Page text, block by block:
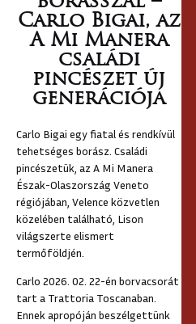
Carlo Bigai, az
A Mi Manera
családi
pincészet új
generációja
Carlo Bigai egy fiatal és rendkívül
tehetséges borász. Családi
pincészetük, az A Mi Manera
Észak-Olaszország Veneto
régiójában, Velence közvetlen
közelében található, Lison
világszerte elismert
termőföldjén.
Carlo 2026. 02. 22-én borvacsorát
tart a Trattoria Toscanaban.
Ennek apropóján beszélgettünk